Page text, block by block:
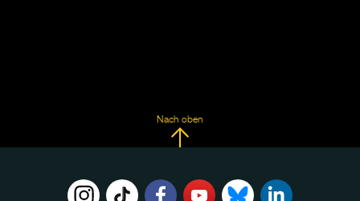
Nach oben